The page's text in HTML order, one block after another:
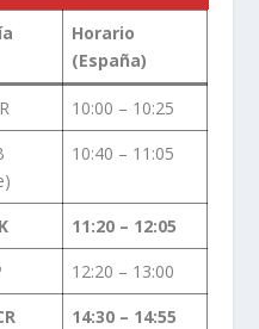
Horario
(España)
10:00 – 10:25
10:40 – 11:05
11:20 – 12:05
12:20 – 13:00
14:30 – 14:55